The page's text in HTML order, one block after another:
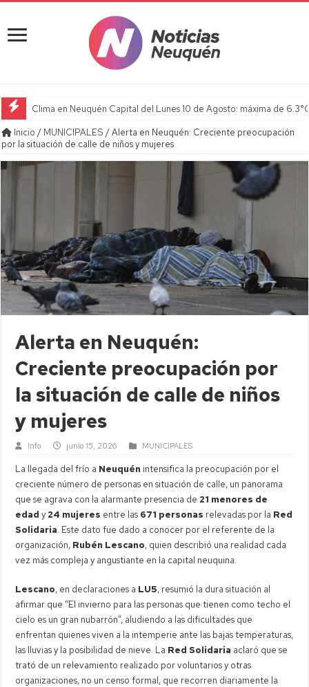
Clima en Neuquén Capital del Lunes 10 de Agosto: máxima de
Inicio / MUNICIPALES /Alerta en Neuquén: Creciente preocupación
por la situación de calle de niños y mujeres
Alerta en Neuquén:
Creciente preocupación por
la situación de calle de niños
y mujeres
Info junio 15, 2026 MUNICIPALES
La llegada del frío a Neuquén intensifica la preocupación por el
creciente número de personas en situación de calle, un panorama
que se agrava con la alarmante presencia de 21 menores de
edad y 24 mujeres entre las 671 personas relevadas por la Red
Solidaria. Este dato fue dado a conocer por el referente de la
organización, Rubén Lescano, quien describió una realidad cada
vez más compleja y angustiante en la capital neuquina.
Lescano, en declaraciones a LU5, resumió la dura situación al
afirmar que “El invierno para las personas que tienen como techo el
cielo es un gran nubarrón”, aludiendo a las dificultades que
enfrentan quienes viven a la intemperie ante las bajas temperaturas,
las lluvias y la posibilidad de nieve. La Red Solidaria aclaró que se
trató de un relevamiento realizado por voluntarios y otras
organizaciones, no un censo formal, que recorren diariamente la